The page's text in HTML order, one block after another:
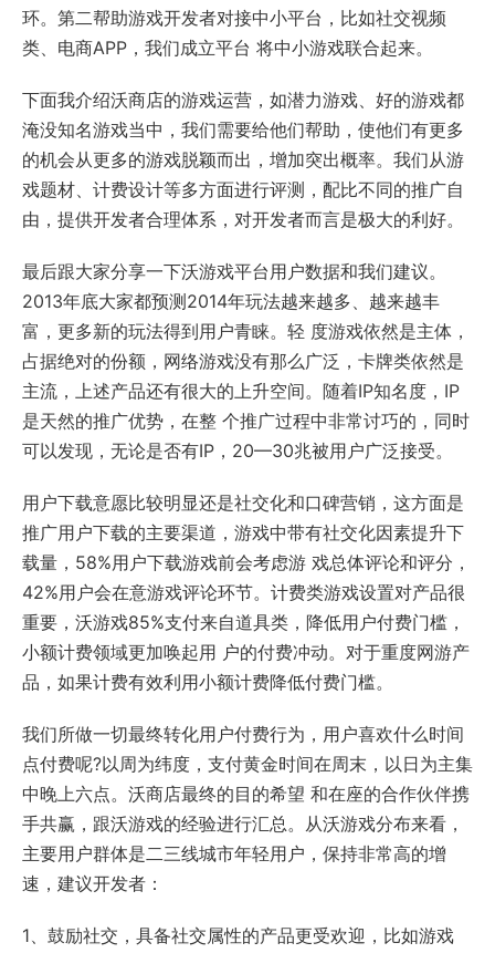
环。第二帮助游戏开发者对接中小平台，比如社交视频
类、电商APP，我们成立平台 将中小游戏联合起来。
下面我介绍沃商店的游戏运营，如潜力游戏、好的游戏都
淹没知名游戏当中，我们需要给他们帮助，使他们有更多
的机会从更多的游戏脱颖而出，增加突出概率。我们从游
戏题材、计费设计等多方面进行评测，配比不同的推广自
由，提供开发者合理体系，对开发者而言是极大的利好。
最后跟大家分享一下沃游戏平台用户数据和我们建议。
2013年底大家都预测2014年玩法越来越多、越来越丰
富，更多新的玩法得到用户青睐。轻 度游戏依然是主体，
占据绝对的份额，网络游戏没有那么广泛，卡牌类依然是
主流，上述产品还有很大的上升空间。随着IP知名度，IP
是天然的推广优势，在整 个推广过程中非常讨巧的，同时
可以发现，无论是否有IP，20—30兆被用户广泛接受。
用户下载意愿比较明显还是社交化和口碑营销，这方面是
推广用户下载的主要渠道，游戏中带有社交化因素提升下
载量，58%用户下载游戏前会考虑游 戏总体评论和评分，
42%用户会在意游戏评论环节。计费类游戏设置对产品很
重要，沃游戏85%支付来自道具类，降低用户付费门槛，
小额计费领域更加唤起用 户的付费冲动。对于重度网游产
品，如果计费有效利用小额计费降低付费门槛。
我们所做一切最终转化用户付费行为，用户喜欢什么时间
点付费呢?以周为纬度，支付黄金时间在周末，以日为主集
中晚上六点。沃商店最终的目的希望 和在座的合作伙伴携
手共赢，跟沃游戏的经验进行汇总。从沃游戏分布来看，
主要用户群体是二三线城市年轻用户，保持非常高的增
速，建议开发者：
1、鼓励社交，具备社交属性的产品更受欢迎，比如游戏